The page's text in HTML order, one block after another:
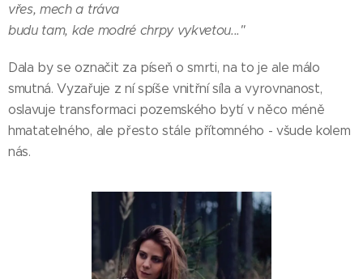
vřes, mech a tráva
budu tam, kde modré chrpy vykvetou..."
Dala by se označit za píseň o smrti, na to je ale málo
smutná. Vyzařuje z ní spíše vnitřní síla a vyrovnanost,
oslavuje transformaci pozemského bytí v něco méně
hmatatelného, ale přesto stále přítomného - všude kolem
nás.